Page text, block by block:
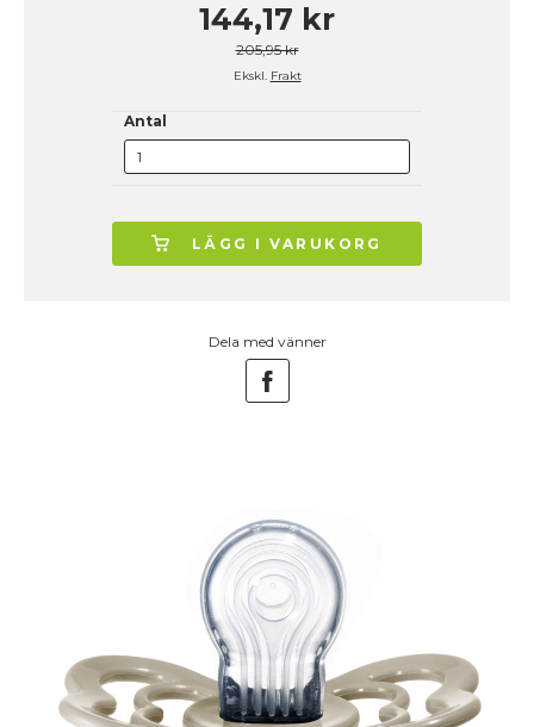
144,17 kr
205,95 kr
Ekskl. Frakt
Antal
LÄGG I VARUKORG
Dela med vänner